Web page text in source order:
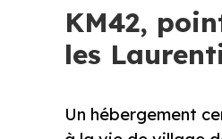
KM42,
les
Un hébergement